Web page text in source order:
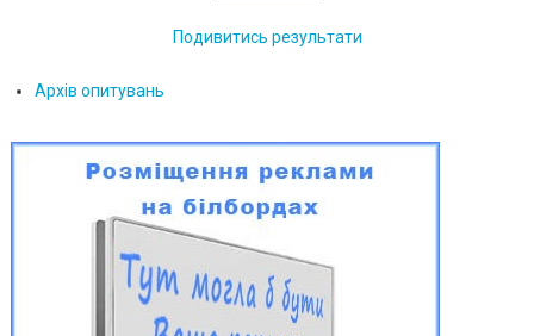
Подивитись результати
Архів опитувань